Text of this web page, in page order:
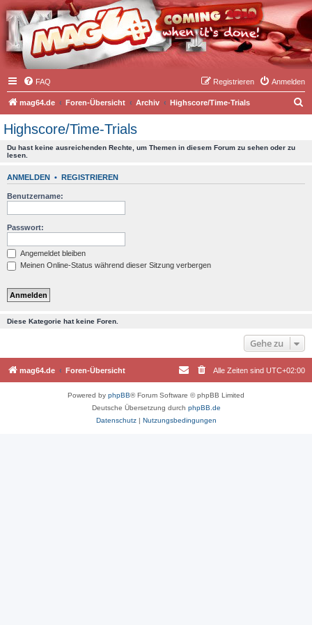
FAQ Anmelden
Registrieren
mag64.de Foren-Übersicht Archiv Highscore/Time-Trials
Highscore/Time-Trials
Du hast keine ausreichenden Rechte, um Themen in diesem Forum zu sehen oder zu
lesen.
ANMELDEN • REGISTRIEREN
Benutzername:
Passwort:
Angemeldet bleiben
Meinen Online-Status während dieser Sitzung verbergen
Diese Kategorie hat keine Foren.
Gehe zu
mag64.de Foren-Übersicht Alle Zeiten sind UTC+02:00
Powered by phpBB® Forum Software © phpBB Limited
Deutsche Übersetzung durch phpBB.de
Datenschutz| Nutzungsbedingungen